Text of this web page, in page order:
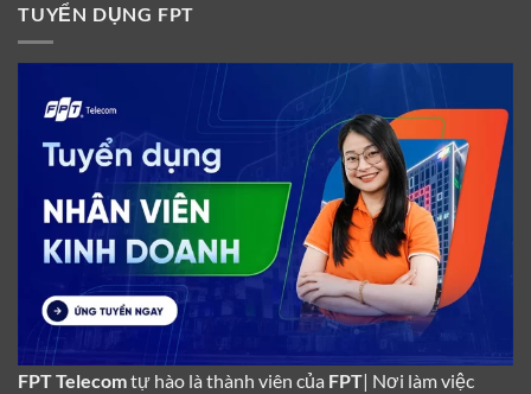
TUYỂN DỤNG FPT
FPT Telecomtự hào là thành viên của FPT| Nơi làm việc